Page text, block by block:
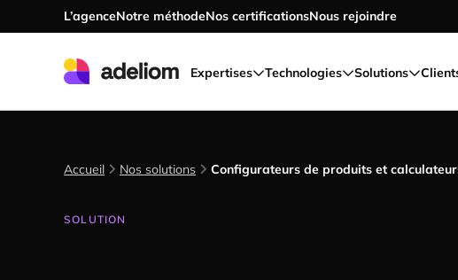
Accéder au contenu principal
L’agenceNotre méthodeNos certificationsNous rejoindre
Expertises Technologies Solutions
Accueil Nos solutions Configurateurs de produits et
SOLUTION